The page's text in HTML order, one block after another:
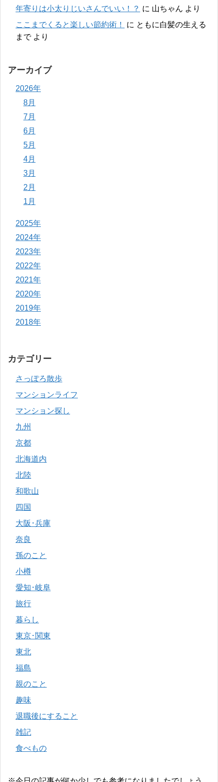
年寄りは小太りじいさんでいい！？ に 山ちゃん より
ここまでくると楽しい節約術！
に ともに白髪の生える
までより
アーカイブ
2026年
8月
7月
6月
5月
4月
3月
2月
1月
2025年
2024年
2023年
2022年
2021年
2020年
2019年
2018年
カテゴリー
さっぽろ散歩
マンションライフ
マンション探し
九州
京都
北海道内
北陸
和歌山
四国
大阪･兵庫
奈良
孫のこと
小樽
愛知･岐阜
旅行
暮らし
東京･関東
東北
福島
親のこと
趣味
退職後にすること
雑記
食べもの